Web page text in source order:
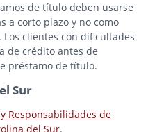
de título deben usarse
a corto plazo y no como
clientes con dificultades
de crédito antes de
préstamo de título.
Sur
Responsabilidades de
del Sur.